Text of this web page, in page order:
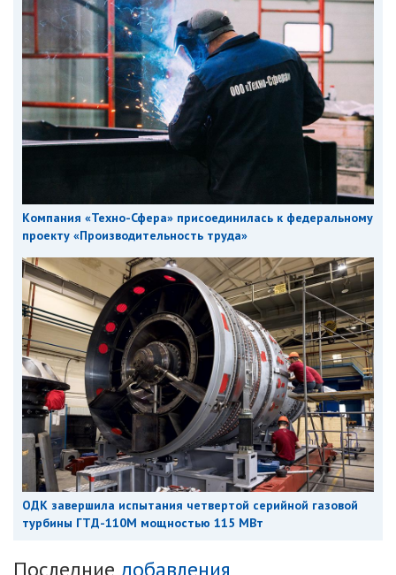
Компания «Техно-Сфера» присоединилась к федеральному
проекту «Производительность труда»
ОДК завершила испытания четвертой серийной газовой
турбины ГТД-110М мощностью 115 МВт